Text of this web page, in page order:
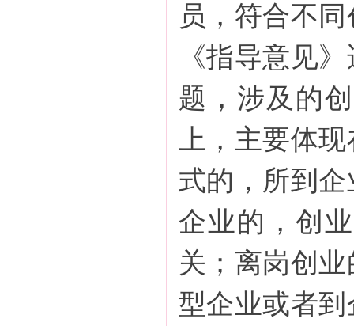
员，符合不
《指导意见
题，涉及的
上，主要体
式的，所到
企业的，创
关；离岗创
型企业或者